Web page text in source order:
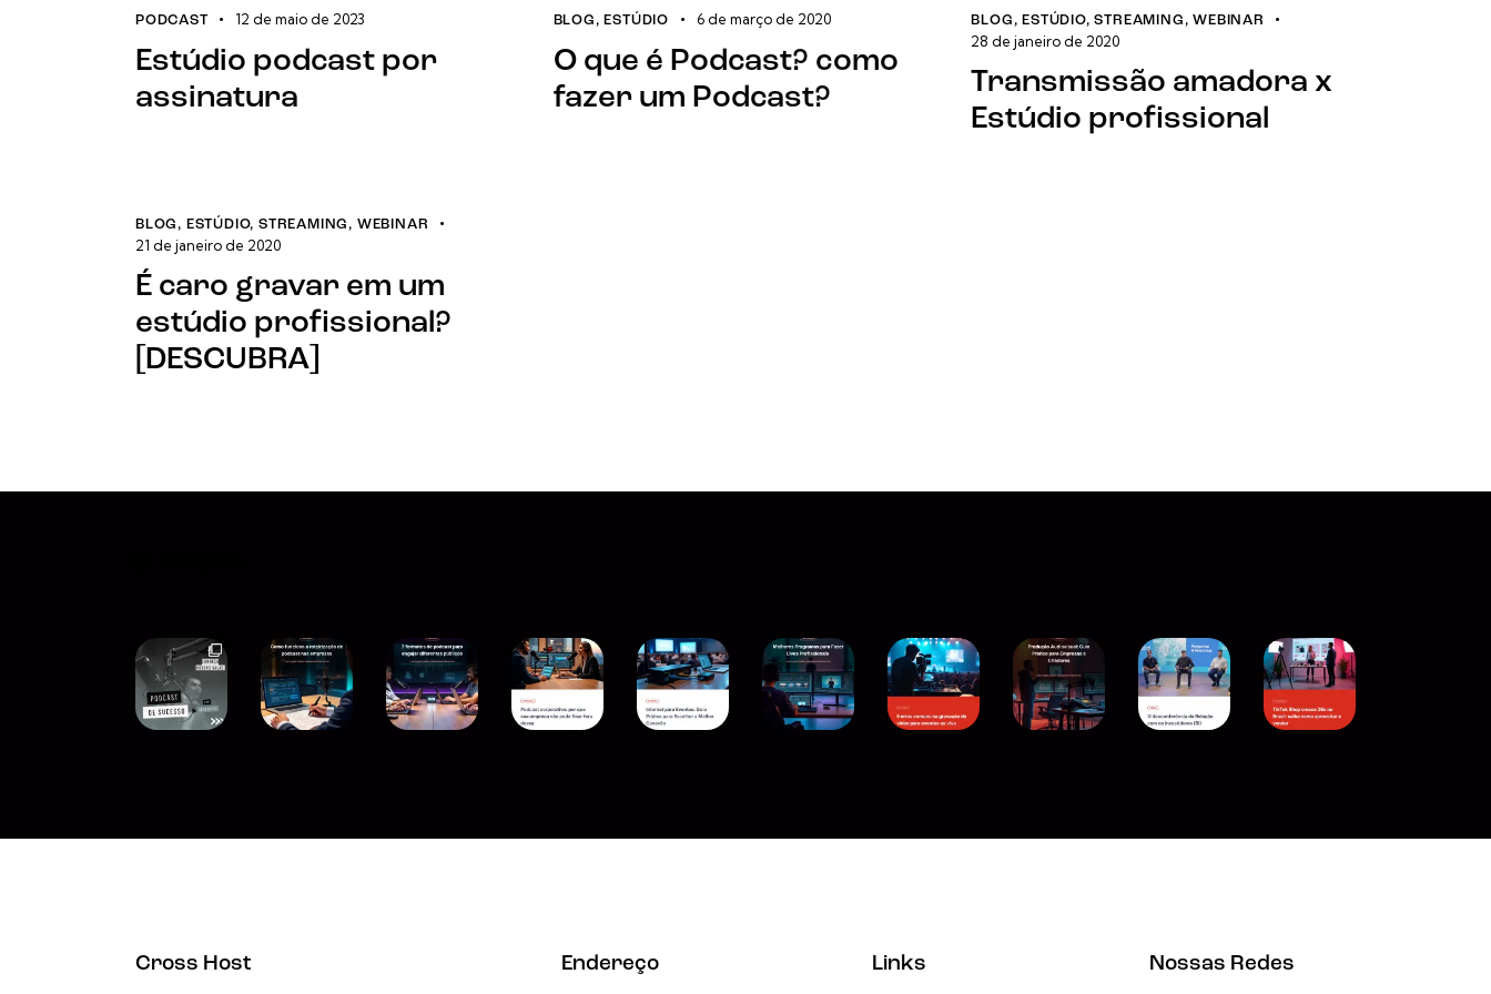
PODCAST 12 de maio de 2023
Estúdio podcast por
assinatura
BLOG , ESTÚDIO 6 de março de 2020
O que é Podcast? como
fazer um Podcast?
BLOG , ESTÚDIO,STREAMING ,WEBINAR
28 de janeiro de 2020
Transmissão amadora x
Estúdio profissional
BLOG , ESTÚDIO,STREAMING , WEBINAR
21 de janeiro de 2020
É caro gravar em um
estúdio profissional?
[DESCUBRA]
Cross Host Endereço Links Nossas Redes